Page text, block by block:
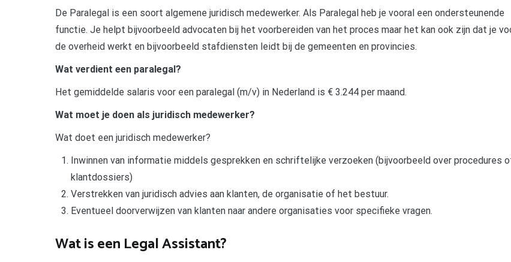
De Paralegal is een soort algemene juridisch medewerker. Als Paralegal heb je vooral een ondersteunende
functie. Je helpt bijvoorbeeld advocaten bij het voorbereiden van het proces maar het kan ook zijn dat je
de overheid werkt en bijvoorbeeld stafdiensten leidt bij de gemeenten en provincies.
Wat verdient een paralegal?
Het gemiddelde salaris voor een paralegal (m/v) in Nederland is € 3.244 per maand.
Wat moet je doen als juridisch medewerker?
Wat doet een juridisch medewerker?
Inwinnen van informatie middels gesprekken en schriftelijke verzoeken (bijvoorbeeld over procedures
klantdossiers)
Verstrekken van juridisch advies aan klanten, de organisatie of het bestuur.
Eventueel doorverwijzen van klanten naar andere organisaties voor specifieke vragen.
Wat is een Legal Assistant?